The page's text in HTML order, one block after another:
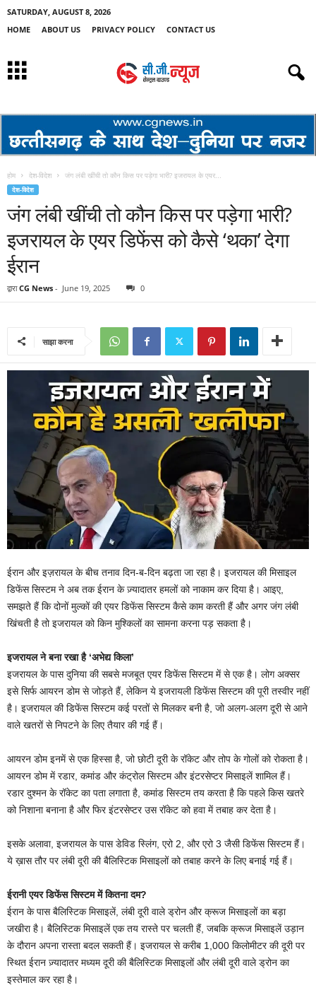
SATURDAY, AUGUST 8, 2026
HOME
ABOUT US PRIVACY POLICY CONTACT US
होम देश-विदेश जंग लंबी खींची तो कौन किस पर पड़ेगा भारी? इजरायल के एयर...
देश-विदेश
जंग लंबी खींची तो कौन किस पर पड़ेगा भारी?
इजरायल के एयर डिफेंस को कैसे ‘थका’ देगा
ईरान
द्वारा CG News - June 19, 2025 0
साझा करना
ईरान और इज़रायल के बीच तनाव दिन-ब-दिन बढ़ता जा रहा है। इजरायल की मिसाइल
डिफेंस सिस्टम ने अब तक ईरान के ज़्यादातर हमलों को नाकाम कर दिया है। आइए,
समझते हैं कि दोनों मुल्कों की एयर डिफेंस सिस्टम कैसे काम करती हैं और अगर जंग लंबी
खिंचती है तो इजरायल को किन मुश्किलों का सामना करना पड़ सकता है।
इजरायल ने बना रखा है ‘अभेद्य किला’
इजरायल के पास दुनिया की सबसे मजबूत एयर डिफेंस सिस्टम में से एक है। लोग अक्सर
इसे सिर्फ आयरन डोम से जोड़ते हैं, लेकिन ये इजरायली डिफेंस सिस्टम की पूरी तस्वीर नहीं
है। इजरायल की डिफेंस सिस्टम कई परतों से मिलकर बनी है, जो अलग-अलग दूरी से आने
वाले खतरों से निपटने के लिए तैयार की गई हैं।
आयरन डोम इनमें से एक हिस्सा है, जो छोटी दूरी के रॉकेट और तोप के गोलों को रोकता है।
आयरन डोम में रडार, कमांड और कंट्रोल सिस्टम और इंटरसेप्टर मिसाइलें शामिल हैं।
रडार दुश्मन के रॉकेट का पता लगाता है, कमांड सिस्टम तय करता है कि पहले किस खतरे
को निशाना बनाना है और फिर इंटरसेप्टर उस रॉकेट को हवा में तबाह कर देता है।
इसके अलावा, इजरायल के पास डेविड स्लिंग, एरो 2, और एरो 3 जैसी डिफेंस सिस्टम हैं।
ये ख़ास तौर पर लंबी दूरी की बैलिस्टिक मिसाइलों को तबाह करने के लिए बनाई गई हैं।
ईरानी एयर डिफेंस सिस्टम में कितना दम?
ईरान के पास बैलिस्टिक मिसाइलें, लंबी दूरी वाले ड्रोन और क्रूज मिसाइलों का बड़ा
जखीरा है। बैलिस्टिक मिसाइलें एक तय रास्ते पर चलती हैं, जबकि क्रूज मिसाइलें उड़ान
के दौरान अपना रास्ता बदल सकती हैं। इजरायल से करीब 1,000 किलोमीटर की दूरी पर
स्थित ईरान ज़्यादातर मध्यम दूरी की बैलिस्टिक मिसाइलों और लंबी दूरी वाले ड्रोन का
इस्तेमाल कर रहा है।